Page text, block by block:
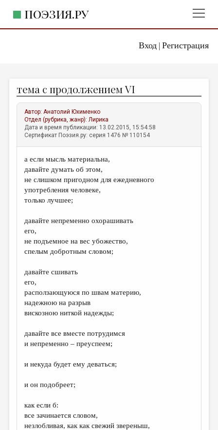
Вход| Регистрация
ПОЭЗИЯ.РУ
ЖАНРЫ
АВТОРЫ
КОММЕНТАРИИ
ЛИТСАЛОН
НОВОСТИ
ПРАВИЛА САЙТА
ОТДЕЛЫ И РУБРИКИ
ИЗБРАННОЕ
ДАЙДЖЕСТ
ПРОИЗВЕДЕНИЯ
ПЕРЕВОДЫ
КОНКУРСЫ
ДЕТСКАЯ КОМНАТА
КНИЖНАЯ ПОЛКА
ОБЗОР ЛИТЕРАТУРЫ
ОБЪЯВЛЕНИЯ
РЕДКОЛЛЕГИЯ
ОТ РЕДАКЦИИ
тема с продолжением VI
Автор:Анатолий Юхименко
Отдел (рубрика, жанр):Лирика
Дата и время публикации: 13.02.2015, 15:54:58
Сертификат Поэзия.ру: серия 1476 № 110154
а если мысль материальна,
давайте думать об этом,
не слишком пригодном для ежедневного
употребления человеке,
только лучшее;
давайте непременно охорашивать
его,
не подъемное на вес убожество,
спелым добротным словом;
давайте сшивать
его,
расползающуюся по швам материю,
надежною на разрыв
вискозною ниткой надежды;
давайте все вместе потрудимся
и непременно – преуспеем;
и некуда будет ему деваться;
и он подобреет;
как если б:
все зачинается словом,
незлобливая, как как свежий звереныш,